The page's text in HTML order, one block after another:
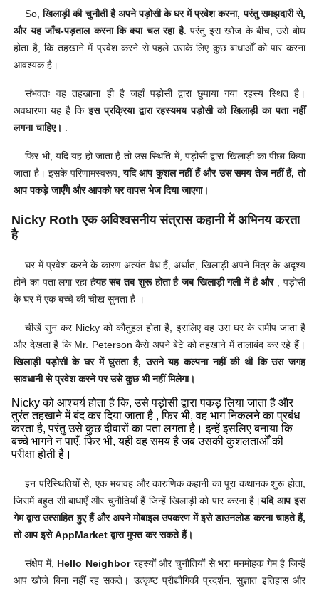
So,खिलाड़ी की चुनौती है अपने पड़ोसी के घर में प्रवेश करना, परंतु समझदारी से,
और यह जाँच-पड़ताल करना कि क्या चल रहा है. परंतु इस खोज के बीच, उसे बोध
होता है, कि तहखाने में प्रवेश करने से पहले उसके लिए कुछ बाधाओँ को पार करना
आवश्यक है।
संभवतः वह तहखाना ही है जहाँ पड़ोसी द्वारा छुपाया गया रहस्य स्थित है।
अवधारणा यह है किइस प्रक्रिया द्वारा रहस्यमय पड़ोसी को खिलाड़ी का पता नहीं
लगना चाहिए।
फिर भी, यदि यह हो जाता है तो उस स्थिति में, पड़ोसी द्वारा खिलाड़ी का पीछा किया
जाता है। इसके परिणामस्वरूप,यदि आप कुशल नहीं हैं और उस समय तेज नहीं हैं, तो
आप पकड़े जाएँगे और आपको घर वापस भेज दिया जाएगा।
Nicky Roth एक अविश्वसनीय संत्रास कहानी में अभिनय करता
है
घर में प्रवेश करने के कारण अत्यंत वैध हैं, अर्थात, खिलाड़ी अपने मित्र के अदृश्य
होने का पता लगा रहा हैयह सब तब शुरू होता है जब खिलाड़ी गली में है और
, पड़ोसी
के घर में एक बच्चे की चीख सुनता है ।
चीखें सुन कर Nicky को कौतुहल होता है, इसलिए वह उस घर के समीप जाता है
और देखता है कि Mr. Peterson कैसे अपने बेटे को तहखाने में तालाबंद कर रहे हैं।
खिलाड़ी पड़ोसी के घर में घुसता है, उसने यह कल्पना नहीं की थी कि उस जगह
सावधानी से प्रवेश करने पर उसे कुछ भी नहीं मिलेगा।
Nicky को आश्चर्य होता है कि, उसे पड़ोसी द्वारा पकड़ लिया जाता है और
तुरंत तहखाने में बंद कर दिया जाता है , फिर भी, वह भाग निकलने का प्रबंध
करता है, परंतु उसे कुछ दीवारों का पता लगता है। इन्हें इसलिए बनाया कि
बच्चे भागने न पाएँ, फिर भी, यही वह समय है जब उसकी कुशलताओँ की
परीक्षा होती है।
इन परिस्थितियोँ से, एक भयावह और कारुणिक कहानी का पूरा कथानक शुरू होता,
जिसमें बहुत सी बाधाएँ और चुनौतियाँ हैं जिन्हें खिलाड़ी को पार करना है।यदि आप इस
गेम द्वारा उत्साहित हुए हैं और अपने मोबाइल उपकरण में इसे डाउनलोड करना चाहते हैं,
तो आप इसे AppMarket द्वारा मुफ्त कर सकते हैं।
संक्षेप में, Hello Neighborरहस्यों और चुनौतियों से भरा मनमोहक गेम है जिन्हें
आप खोजे बिना नहीं रह सकते। उत्कृष्ट प्रौद्यौगिकी प्रदर्शन, सुज्ञात इतिहास और